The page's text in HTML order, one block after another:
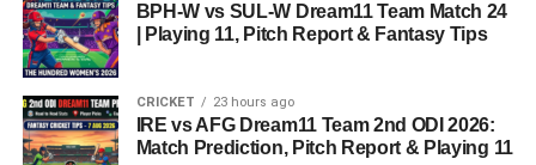
BPH-W vs SUL-W Dream11 Team Match 24
| Playing 11, Pitch Report & Fantasy Tips
CRICKET 23 hours ago
IRE vs AFG Dream11 Team 2nd ODI 2026:
Match Prediction, Pitch Report & Playing 11